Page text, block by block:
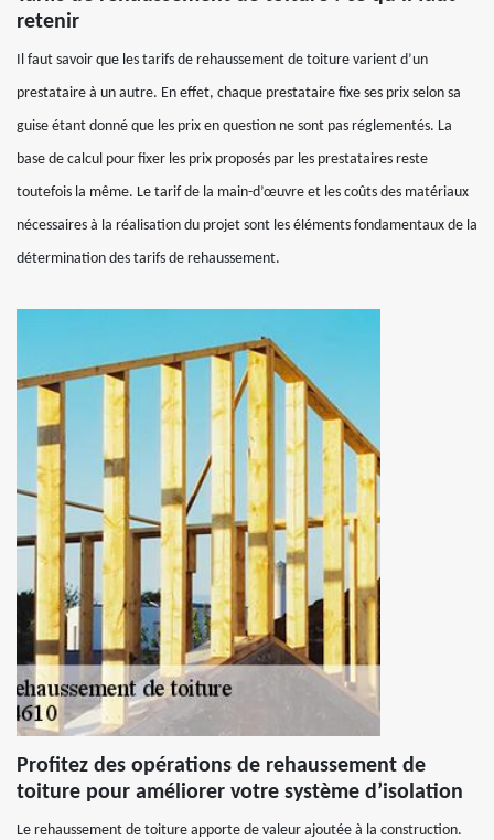
retenir
Il faut savoir que les tarifs de rehaussement de toiture varient d’un
prestataire à un autre. En effet, chaque prestataire fixe ses prix selon sa
guise étant donné que les prix en question ne sont pas réglementés. La
base de calcul pour fixer les prix proposés par les prestataires reste
toutefois la même. Le tarif de la main-d’œuvre et les coûts des matériaux
nécessaires à la réalisation du projet sont les éléments fondamentaux de la
détermination des tarifs de rehaussement.
Profitez des opérations de rehaussement de
toiture pour améliorer votre système d’isolation
Le rehaussement de toiture apporte de valeur ajoutée à la construction.